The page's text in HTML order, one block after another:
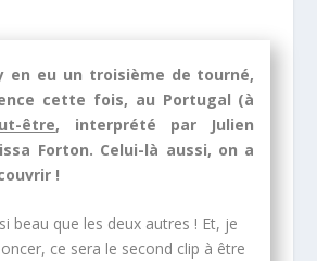
en eu un troisième de tourné,
cette fois, au Portugal (à
être, interprété par Julien
Forton. Celui-là aussi, on a
!
beau que les deux autres ! Et, je
ce sera le second clip à être